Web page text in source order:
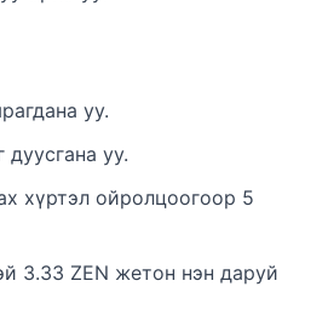
уу.
уу.
хүртэл ойролцоогоор 5
3.33 ZEN жетон нэн даруй